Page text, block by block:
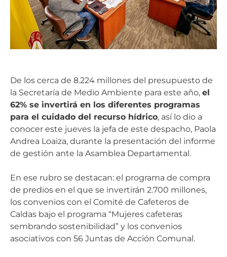
De los cerca de 8.224 millones del presupuesto de
la Secretaría de Medio Ambiente para este año, el
62% se invertirá en los diferentes programas
para el cuidado del recurso hídrico, así lo dio a
conocer este jueves la jefa de este despacho, Paola
Andrea Loaiza, durante la presentación del informe
de gestión ante la Asamblea Departamental.
En ese rubro se destacan: el programa de compra
de predios en el que se invertirán 2.700 millones,
los convenios con el Comité de Cafeteros de
Caldas bajo el programa “Mujeres cafeteras
sembrando sostenibilidad” y los convenios
asociativos con 56 Juntas de Acción Comunal.